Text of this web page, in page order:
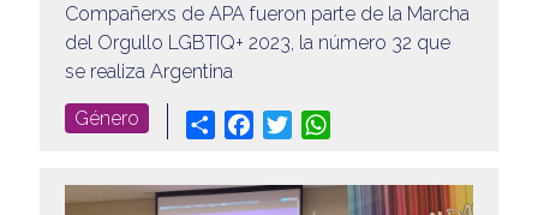
Compañerxs de APA fueron parte de la Marcha
del Orgullo LGBTIQ+ 2023, la número 32 que
se realiza Argentina
Género Share Facebook
Twitter